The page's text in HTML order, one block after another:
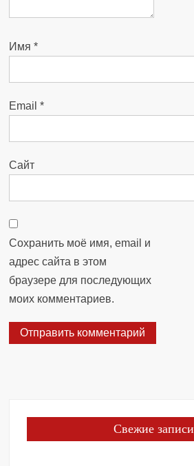
Имя*
Email*
Сайт
Сохранить моё имя, email и
адрес сайта в этом
браузере для последующих
моих комментариев.
Свежие записи